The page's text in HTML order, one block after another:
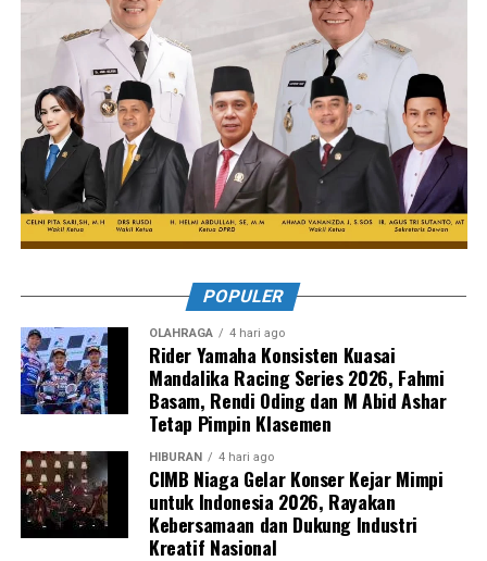
POPULER
OLAHRAGA 4 hari ago
Rider Yamaha Konsisten Kuasai
Mandalika Racing Series 2026, Fahmi
Basam, Rendi Oding dan M Abid Ashar
Tetap Pimpin Klasemen
HIBURAN 4 hari ago
CIMB Niaga Gelar Konser Kejar Mimpi
untuk Indonesia 2026, Rayakan
Kebersamaan dan Dukung Industri
Kreatif Nasional